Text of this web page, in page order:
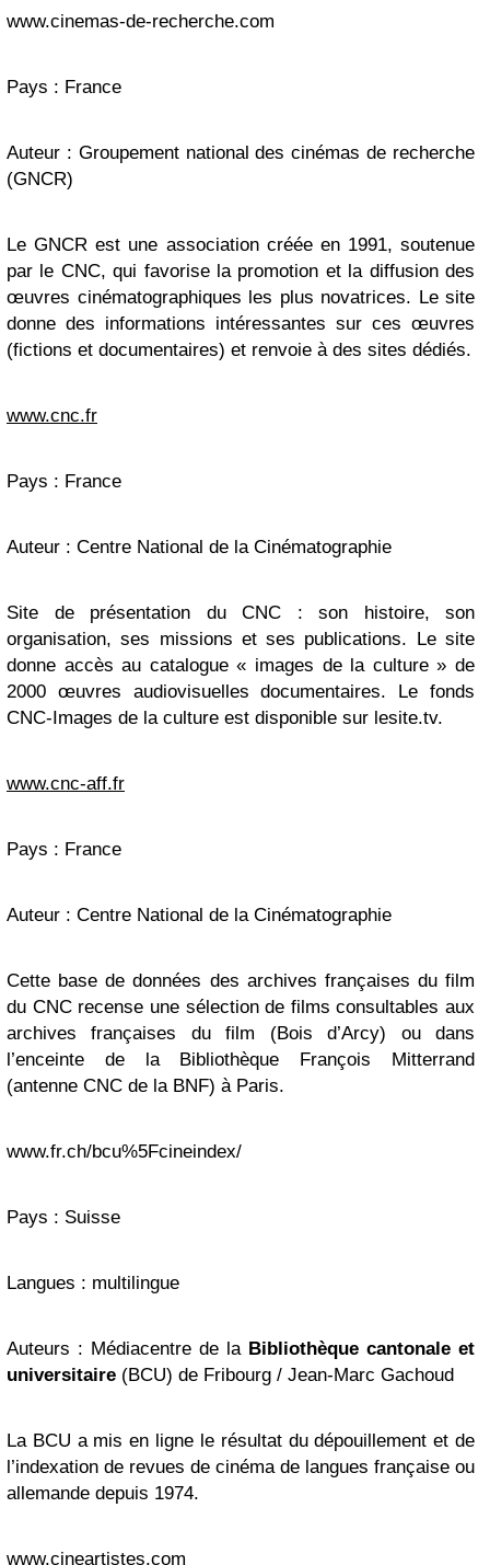
www.cinemas-de-recherche.com
Pays : France
Auteur : Groupement national des cinémas de recherche
(GNCR)
Le GNCR est une association créée en 1991, soutenue
par le CNC, qui favorise la promotion et la diffusion des
œuvres cinématographiques les plus novatrices. Le site
donne des informations intéressantes sur ces œuvres
(fictions et documentaires) et renvoie à des sites dédiés.
www.cnc.fr
Pays : France
Auteur : Centre National de la Cinématographie
Site de présentation du CNC : son histoire, son
organisation, ses missions et ses publications. Le site
donne accès au catalogue « images de la culture » de
2000 œuvres audiovisuelles documentaires. Le fonds
CNC-Images de la culture est disponible sur lesite.tv.
www.cnc-aff.fr
Pays : France
Auteur : Centre National de la Cinématographie
Cette base de données des archives françaises du film
du CNC recense une sélection de films consultables aux
archives françaises du film (Bois d’Arcy) ou dans
l’enceinte de la Bibliothèque François Mitterrand
(antenne CNC de la BNF) à Paris.
www.fr.ch/bcu%5Fcineindex/
Pays : Suisse
Langues : multilingue
Auteurs : Médiacentre de la Bibliothèque cantonale et
universitaire (BCU) de Fribourg / Jean-Marc Gachoud
La BCU a mis en ligne le résultat du dépouillement et de
l’indexation de revues de cinéma de langues française ou
allemande depuis 1974.
www.cineartistes.com